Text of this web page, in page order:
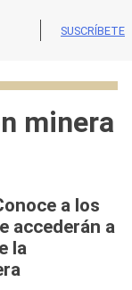
SUSCRÍBETE
minera
a los
accederán a
la